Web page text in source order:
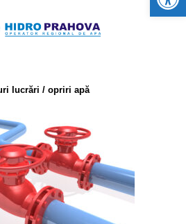
lucrări / opriri apă